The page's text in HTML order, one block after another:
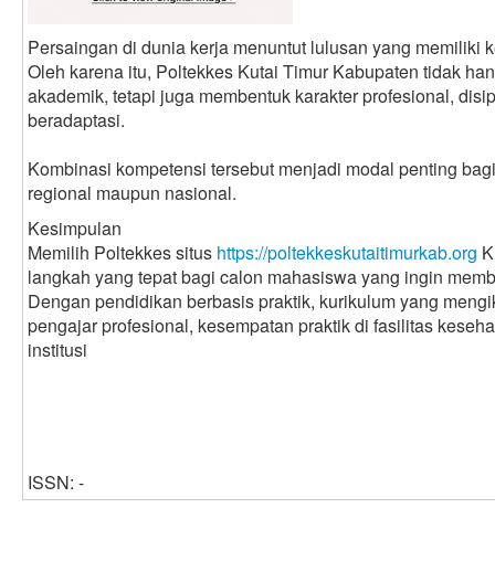
Persaingan di dunia kerja menuntut lulusan yang memiliki
Oleh karena itu, Poltekkes Kutai Timur Kabupaten tidak
akademik, tetapi juga membentuk karakter profesional,
beradaptasi.
Kombinasi kompetensi tersebut menjadi modal penting
regional maupun nasional.
Kesimpulan
Memilih Poltekkes situs https://poltekkeskutaitimurkab.org
langkah yang tepat bagi calon mahasiswa yang ingin
Dengan pendidikan berbasis praktik, kurikulum yang
pengajar profesional, kesempatan praktik di fasilitas
institusi
ISSN: -